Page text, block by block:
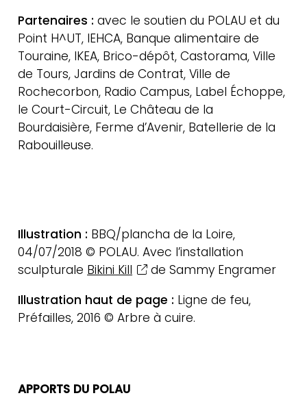
Partenaires : avec le soutien du POLAU et du
Point H^UT, IEHCA, Banque alimentaire de
Touraine, IKEA, Brico-dépôt, Castorama, Ville
de Tours, Jardins de Contrat, Ville de
Rochecorbon, Radio Campus, Label Échoppe,
le Court-Circuit, Le Château de la
Bourdaisière, Ferme d’Avenir, Batellerie de la
Rabouilleuse.
Illustration : BBQ/plancha de la Loire,
04/07/2018 © POLAU. Avec l’installation
sculpturale Bikini Kill
de Sammy Engramer
Illustration haut de page : Ligne de feu,
Préfailles, 2016 © Arbre à cuire.
APPORTS DU POLAU
Actualités
Contact
Newsletter